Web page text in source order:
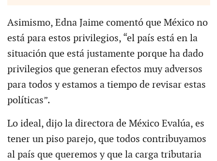
Asimismo, Edna Jaime comentó que México no
está para estos privilegios, “el país está en la
situación que está justamente porque ha dado
privilegios que generan efectos muy adversos
para todos y estamos a tiempo de revisar estas
políticas”.
Lo ideal, dijo la directora de México Evalúa, es
tener un piso parejo, que todos contribuyamos
al país que queremos y que la carga tributaria